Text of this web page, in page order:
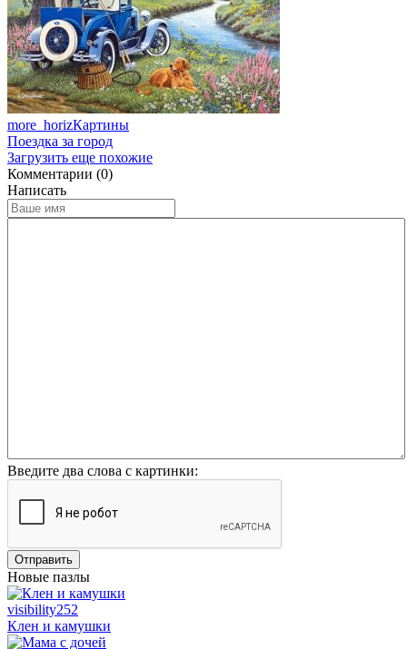
more_horizКартины
Поездка за город
Загрузить еще похожие
Комментарии (0)
Написать
Введите два слова с картинки:
Отправить
Новые пазлы
visibility252
Клен и камушки